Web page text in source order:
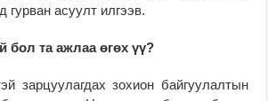
гурван асуулт илгээв.
бол та ажлаа өгөх үү?
зарцуулагдах зохион байгуулалтын